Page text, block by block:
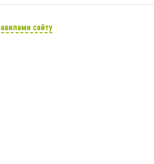
сайту